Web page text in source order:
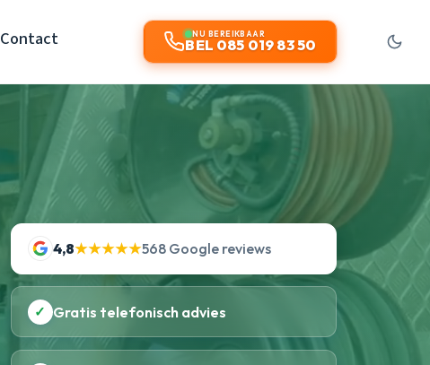
Contact NU BEREIKBAAR
BEL 085 019 83 50
4,8★★★★★568 Google reviews
✓ Gratis telefonisch advies